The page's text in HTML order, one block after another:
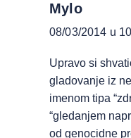
Mylo
08/03/2014 u
Upravo si
gladovanje iz
imenom tipa
“gledanjem
od genocidne